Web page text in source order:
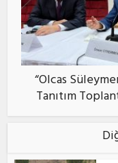
“Olcas
Tanıtım